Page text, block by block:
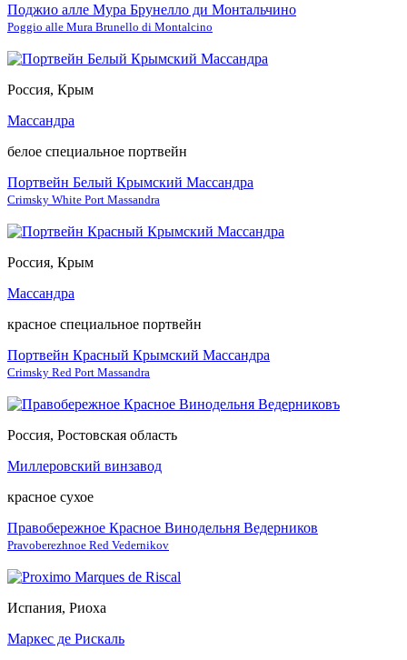
Поджио алле Мура Брунелло ди Монтальчино
Poggio alle Mura Brunello di Montalcino
Россия, Крым
Массандра
белое специальное портвейн
Портвейн Белый Крымский Массандра
Crimsky White Port Massandra
Россия, Крым
Массандра
красное специальное портвейн
Портвейн Красный Крымский Массандра
Crimsky Red Port Massandra
Россия, Ростовская область
Миллеровский винзавод
красное сухое
Правобережное Красное Винодельня Ведерников
Pravoberezhnoe Red Vedernikov
Испания, Риоха
Маркес де Рискаль